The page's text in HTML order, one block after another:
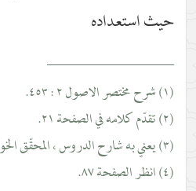
حيث استعداده
__________________
(١) شرح مختصر الاصول ٢ : ٤٥٣.
(٢) تقدّم كلامه في الصفحة ٢١.
(٣) يعني به شارح الدروس ، المحقّق الخوانساري ، انظر الصفحة ٢٢.
(٤) انظر الصفحة ٨٧.